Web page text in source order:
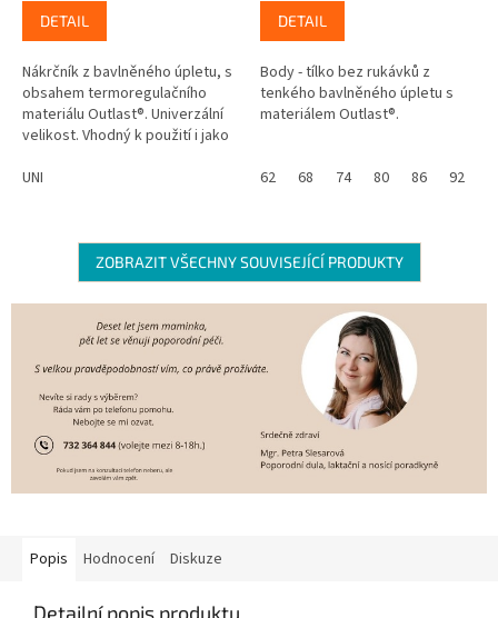
DETAIL
Nákrčník z bavlněného úpletu, s
obsahem termoregulačního
materiálu Outlast®. Univerzální
velikost. Vhodný k použití i jako
neškrtí
UNI
DETAIL
Body - tílko bez rukávků z
tenkého bavlněného úpletu s
materiálem Outlast®.
62 68 74 80 86 92
ZOBRAZIT VŠECHNY SOUVISEJÍCÍ PRODUKTY
Popis Hodnocení Diskuze
Detailní popis produktu